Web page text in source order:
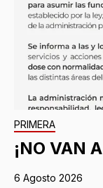
PRIMERA
¡NO VAN
6 Agosto 2026